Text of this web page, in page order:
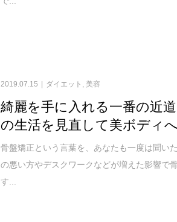
2019.07.15 ダイエット , 美容
綺麗を手に入れる一番の近
の生活を見直して美ボディ
骨盤矯正という言葉を、あなたも一度は聞い
の悪い方やデスクワークなどが増えた影響で
す...